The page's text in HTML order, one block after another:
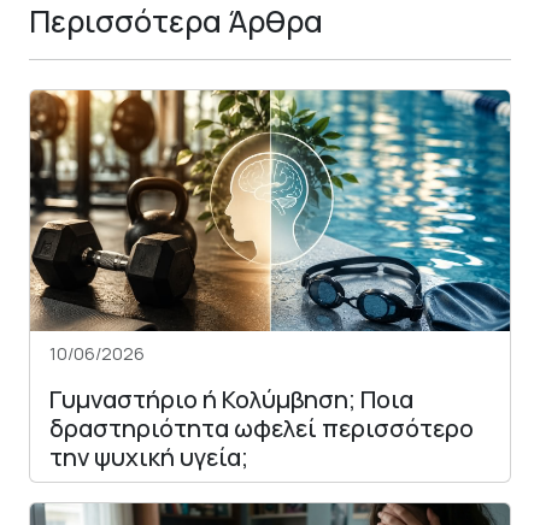
Περισσότερα Άρθρα
10/06/2026
Γυμναστήριο ή Κολύμβηση; Ποια
δραστηριότητα ωφελεί περισσότερο
την ψυχική υγεία;